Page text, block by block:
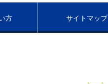
方 サイトマップ